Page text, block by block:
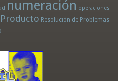
numeración operaciones
Producto Resolución de Problemas